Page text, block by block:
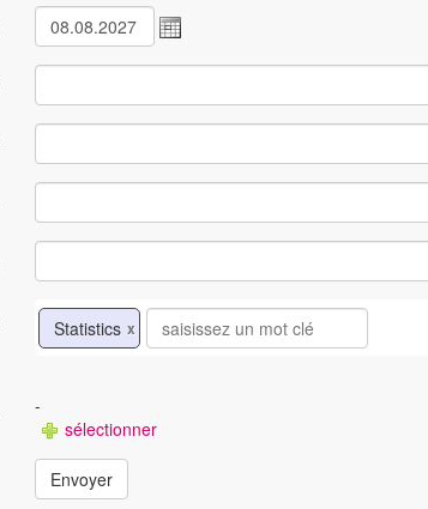
Statistics x
-
sélectionner
Envoyer